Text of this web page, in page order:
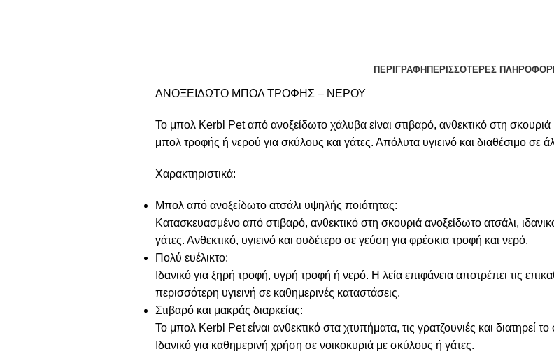
ΠΕΡΙΓΡΑΦΗ ΠΕΡΙΣΣΟΤΕΡΕΣ
ΑΝΟΞΕΙΔΩΤΟ ΜΠΟΛ ΤΡΟΦΗΣ – ΝΕΡΟΥ
Το μπολ Kerbl Pet από ανοξείδωτο χάλυβα είναι στιβαρό, ανθεκτικό στη σκουριά
μπολ τροφής ή νερού για σκύλους και γάτες. Απόλυτα υγιεινό και διαθέσιμο σε
Χαρακτηριστικά:
Μπολ από ανοξείδωτο ατσάλι υψηλής ποιότητας:
Κατασκευασμένο από στιβαρό, ανθεκτικό στη σκουριά ανοξείδωτο ατσάλι,
γάτες. Ανθεκτικό, υγιεινό και ουδέτερο σε γεύση για φρέσκια τροφή και νερό.
Πολύ ευέλικτο:
Ιδανικό για ξηρή τροφή, υγρή τροφή ή νερό. Η λεία επιφάνεια αποτρέπει τις
περισσότερη υγιεινή σε καθημερινές καταστάσεις.
Στιβαρό και μακράς διαρκείας:
Το μπολ Kerbl Pet είναι ανθεκτικό στα χτυπήματα, τις γρατζουνιές και
Ιδανικό για καθημερινή χρήση σε νοικοκυριά με σκύλους ή γάτες.